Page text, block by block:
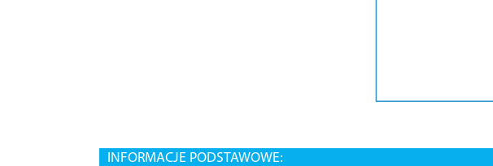
INFORMACJE PODSTAWOWE: